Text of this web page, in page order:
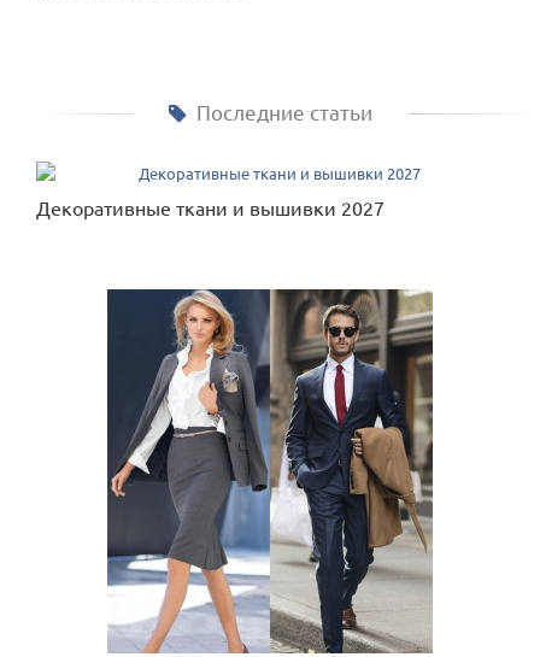
Последние статьи
Декоративные ткани и вышивки 2027